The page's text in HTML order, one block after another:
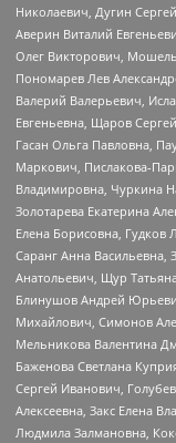
Николаевич, Дугин
Аверин Виталий
Олег Викторович,
Пономарев Лев
Валерий Валерьевич,
Евгеньевна, Щаров
Гасан Ольга Павловна,
Маркович, Пислакова-
Владимировна, Чуркина
Золотарева Екатерина
Елена Борисовна,
Саранг Анна Васильевна,
Анатольевич, Щур
Блинушов Андрей
Михайлович, Симонов
Мельникова Валентина
Баженова Светлана
Сергей Иванович,
Алексеевна, Закс Елена
Людмила Залмановна,